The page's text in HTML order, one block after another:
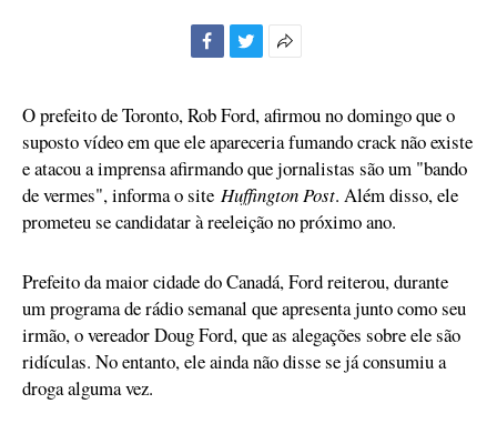
compartilhamento
O prefeito de Toronto, Rob Ford, afirmou no domingo que o
suposto vídeo em que ele apareceria fumando crack não existe
e atacou a imprensa afirmando que jornalistas são um "bando
de vermes", informa o site Huffington Post. Além disso, ele
prometeu se candidatar à reeleição no próximo ano.
Prefeito da maior cidade do Canadá, Ford reiterou, durante
um programa de rádio semanal que apresenta junto como seu
irmão, o vereador Doug Ford, que as alegações sobre ele são
ridículas. No entanto, ele ainda não disse se já consumiu a
droga alguma vez.